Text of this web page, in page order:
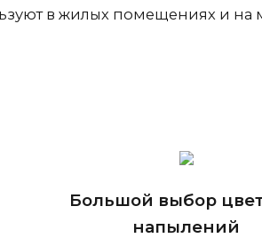
в жилых помещениях и на
Большой выбор
напылений